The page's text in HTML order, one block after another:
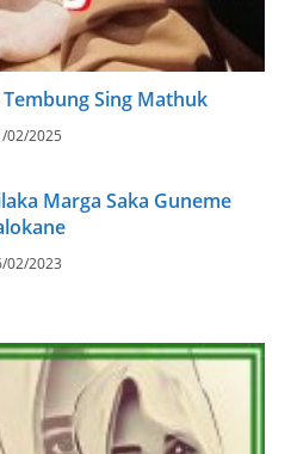
Sing Mathuk
02/2025
Marga Saka Guneme
02/2023